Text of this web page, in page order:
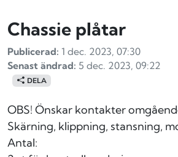
Chassie plåtar
Publicerad: 1 dec. 2023, 07:30
Senast ändrad: 5 dec. 2023, 09:22
DELA
OBS! Önskar kontakter
Skärning, klippning, stansning,
Antal: